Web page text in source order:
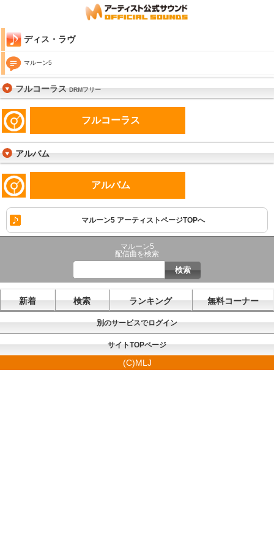
ディス・ラヴ
マルーン5
フルコーラスDRMフリー
フルコーラス
アルバム
アルバム
マルーン5 アーティストページTOPへ
マルーン5
配信曲を検索
新着 検索 ランキング 無料コーナー
別のサービスでログイン
サイトTOPページ
(C)MLJ